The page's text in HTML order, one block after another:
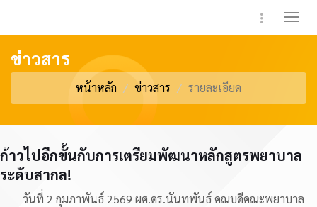
Toggle
ข่าวสาร
หน้าหลัก ข่าวสาร รายละเอียด
ก้าวไปอีกขั้นกับการเตรียมพัฒนาหลักสูตรพยาบาล
ระดับสากล!
วันที่ 2 กุมภาพันธ์ 2569 ผศ.ดร.นันทพันธ์ คณบดีคณะพยาบาล